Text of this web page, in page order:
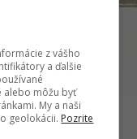
na
z vášho
a ďalšie
alebo môžu byť
My a naši
geolokácii. Pozrite